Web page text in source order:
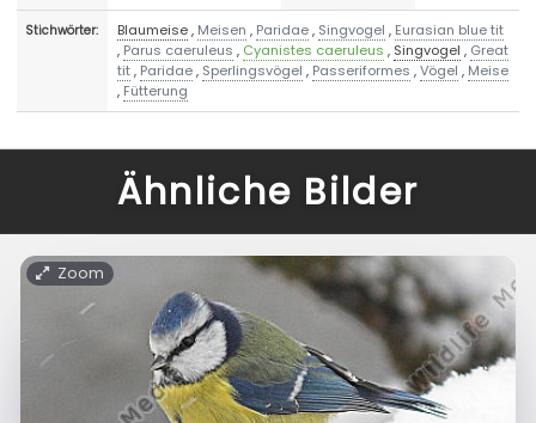
Stichwörter: Blaumeise, Meisen , Paridae, Singvogel , Eurasian blue tit
, Parus caeruleus , Cyanistes caeruleus , Singvogel , Great
tit, Paridae, Sperlingsvögel , Passeriformes ,Vögel , Meise
, Fütterung
Ähnliche Bilder
Zoom